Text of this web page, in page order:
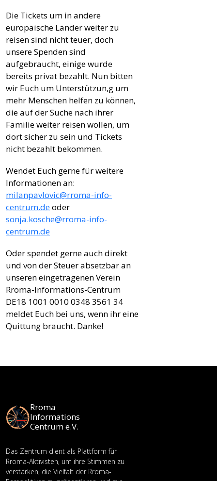
Die Tickets um in andere
europäische Länder weiter zu
reisen sind nicht teuer, doch
unsere Spenden sind
aufgebraucht, einige wurde
bereits privat bezahlt. Nun bitten
wir Euch um Unterstützun,g um
mehr Menschen helfen zu können,
die auf der Suche nach ihrer
Familie weiter reisen wollen, um
dort sicher zu sein und Tickets
nicht bezahlt bekommen.
Wendet Euch gerne für weitere
Informationen an:
milanpavlovic@rroma-info-
centrum.deoder
sonja.kosche@rroma-info-
centrum.de
Oder spendet gerne auch direkt
und von der Steuer absetzbar an
unseren eingetragenen Verein
Rroma-Informations-Centrum
DE18 1001 0010 0348 3561 34
meldet Euch bei uns, wenn ihr eine
Quittung braucht. Danke!
Rroma
Informations
Centrum e.V.
Das Zentrum dient als Plattform für
Rroma-Aktivisten, um ihre Stimmen zu
verstärken, die Vielfalt der Rroma-